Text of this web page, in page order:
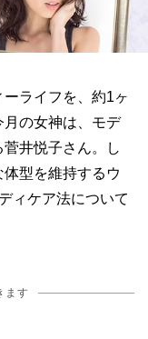
ライフを、約1ヶ
月の女神は、モデ
井悦子さん。し
型を維持するウ
ィケア法について
ます